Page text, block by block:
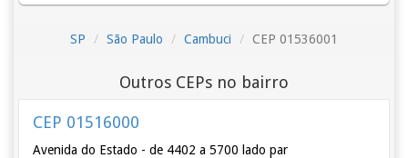
SP São Paulo Cambuci CEP 01536001
Outros CEPs no bairro
CEP 01516000
Avenida do Estado - de 4402 a 5700 lado par